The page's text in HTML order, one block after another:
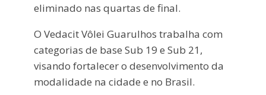
eliminado nas quartas de final.
O Vedacit Vôlei Guarulhos trabalha com
categorias de base Sub 19 e Sub 21,
visando fortalecer o desenvolvimento da
modalidade na cidade e no Brasil.